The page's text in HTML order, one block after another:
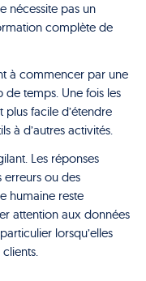
nécessite pas un
complète de
à commencer par une
temps. Une fois les
facile d’étendre
à d’autres activités.
Les réponses
erreurs ou des
humaine reste
attention aux données
lorsqu’elles